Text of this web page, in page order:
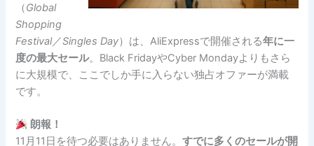
（Global
Shopping
Festival／Singles Day）は、AliExpressで開催される年に一
度の最大セール。Black FridayやCyber Mondayよりもさら
に大規模で、ここでしか手に入らない独占オファーが満載
です。
朗報！
11月11日を待つ必要はありません。すでに多くのセールが開